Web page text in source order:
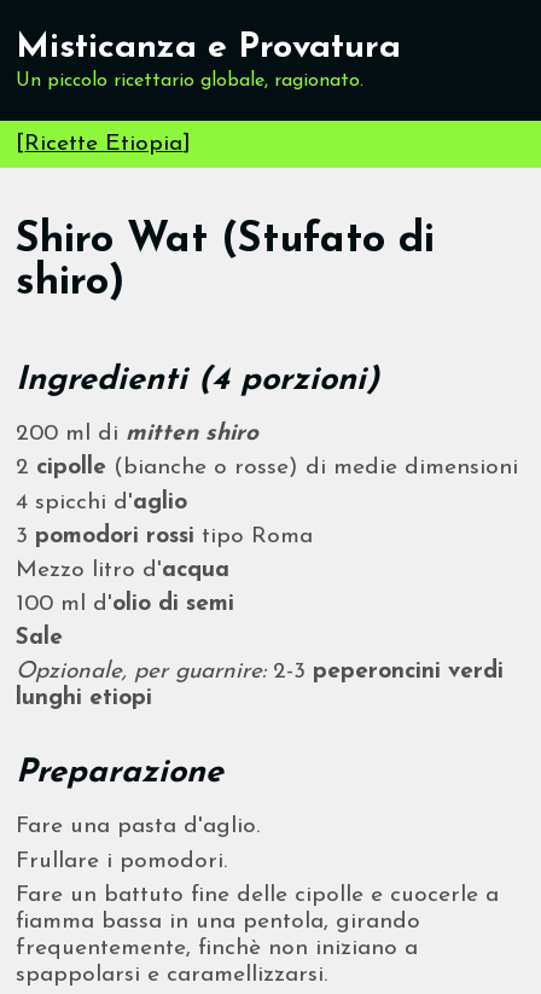
Misticanza e Provatura
Un piccolo ricettario globale, ragionato.
[Ricette Etiopia]
Shiro Wat (Stufato di
shiro)
Ingredienti (4 porzioni)
200 ml di mitten shiro
2 cipolle (bianche o rosse) di medie dimensioni
4 spicchi d'aglio
3 pomodori rossi tipo Roma
Mezzo litro d'acqua
100 ml d'olio di semi
Sale
Opzionale, per guarnire:2-3 peperoncini verdi
lunghi etiopi
Preparazione
Fare una pasta d'aglio.
Frullare i pomodori.
Fare un battuto fine delle cipolle e cuocerle a
fiamma bassa in una pentola, girando
frequentemente, finchè non iniziano a
spappolarsi e caramellizzarsi.